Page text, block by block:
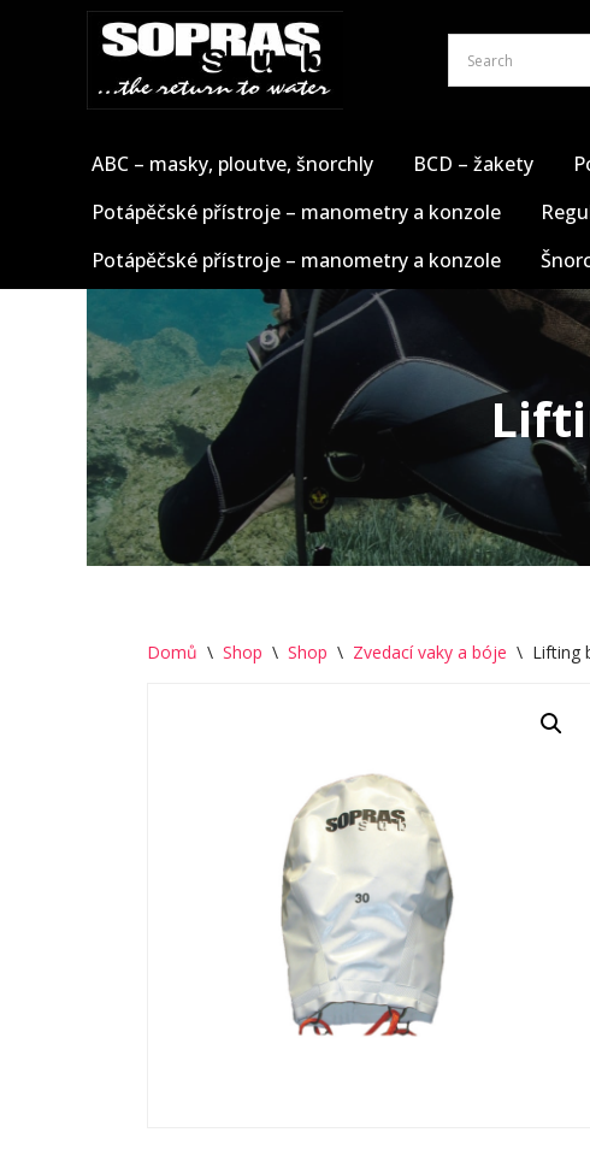
ABC – masky, ploutve, šnorchly BCD – žakety
Potápěčské přístroje – manometry a konzole
Potápěčské přístroje – manometry a konzole
Domů \ Shop \ Shop \ Zvedací vaky a bóje \ Lifting